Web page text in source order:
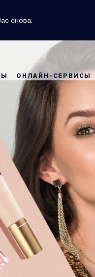
снова.
ОНЛАЙН-СЕРВИСЫ